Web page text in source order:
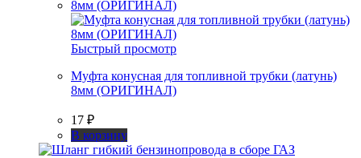
Быстрый просмотр
Муфта конусная для топливной трубки (латунь)
8мм (ОРИГИНАЛ)
17 ₽
В корзину